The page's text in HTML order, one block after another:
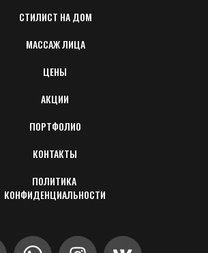
СТИЛИСТ НА ДОМ
МАССАЖ ЛИЦА
ЦЕНЫ
АКЦИИ
ПОРТФОЛИО
КОНТАКТЫ
ПОЛИТИКА
КОНФИДЕНЦИАЛЬНОСТИ